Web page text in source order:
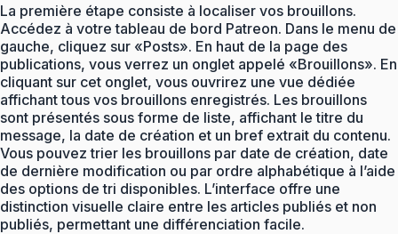
La première étape consiste à localiser vos brouillons.
Accédez à votre tableau de bord Patreon. Dans le menu de
gauche, cliquez sur «Posts». En haut de la page des
publications, vous verrez un onglet appelé «Brouillons». En
cliquant sur cet onglet, vous ouvrirez une vue dédiée
affichant tous vos brouillons enregistrés. Les brouillons
sont présentés sous forme de liste, affichant le titre du
message, la date de création et un bref extrait du contenu.
Vous pouvez trier les brouillons par date de création, date
de dernière modification ou par ordre alphabétique à l’aide
des options de tri disponibles. L’interface offre une
distinction visuelle claire entre les articles publiés et non
publiés, permettant une différenciation facile.